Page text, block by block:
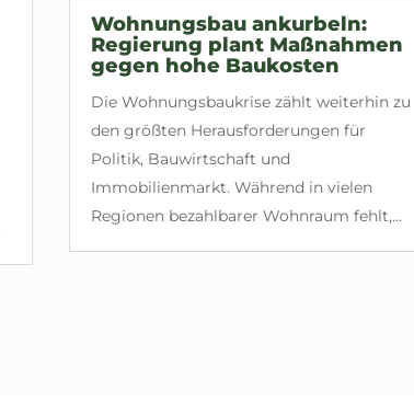
Wohnungsbau ankurbeln:
Regierung plant Maßnahmen
gegen hohe Baukosten
Die Wohnungsbaukrise zählt weiterhin zu
den größten Herausforderungen für
Politik, Bauwirtschaft und
Immobilienmarkt. Während in vielen
Regionen bezahlbarer Wohnraum fehlt,...